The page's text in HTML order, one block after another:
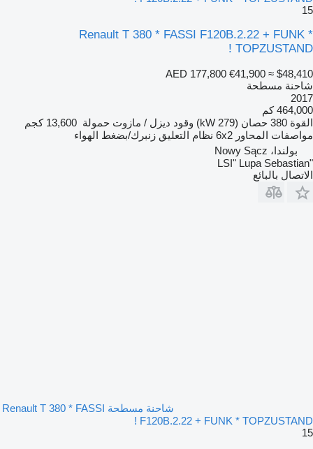
15
Renault T 380 * FASSI F120B.2.22 + FUNK *
TOPZUSTAND !
AED 177,800 €41,900 ≈ $48,410
شاحنة مسطحة
2017
464,000 كم
القوة 380 حصان (279 kW) وقود ديزل / مازوت حمولة 13,600 كجم
مواصفات المحاور 6x2 نظام التعليق زنبرك/بضغط الهواء
بولندا، Nowy Sącz
"LSI" Lupa Sebastian
الاتصال بالبائع
شاحنة مسطحة Renault T 380 * FASSI
F120B.2.22 + FUNK * TOPZUSTAND !
15